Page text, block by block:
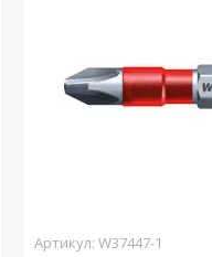
W37447-1